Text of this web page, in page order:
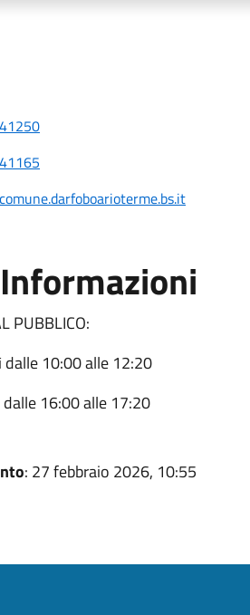
PUBBLICO:
10:00 alle 12:20
16:00 alle 17:20
: 27 febbraio 2026, 10:55